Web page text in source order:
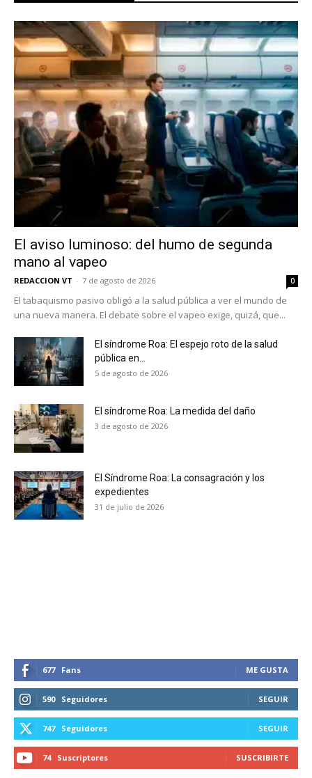
No te pierdas de las
últimas noticias
Suscríbete a nuestro boletín diario y
recibe todas las noticias del vapeo y la
reducción de daños en tu correo
electrónico.
Subscribe to our daily clipping and
receive all the news of vaping and
El aviso luminoso: del humo de segunda
mano al vapeo
REDACCION VT - 7 de agosto de 2026 0
El tabaquismo pasivo obligó a la salud pública a ver el mundo de
una nueva manera. El debate sobre el vapeo exige, quizá, que...
El síndrome Roa: El espejo roto de la salud
pública en...
5 de agosto de 2026
El síndrome Roa: La medida del daño
3 de agosto de 2026
El Síndrome Roa: La consagración y los
expedientes
31 de julio de 2026
677 Fans ME GUSTA
590 Seguidores SEGUIR
747 Seguidores SEGUIR
74 Suscriptores SUSCRIBIRTE